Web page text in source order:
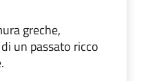
greche,
un passato ricco